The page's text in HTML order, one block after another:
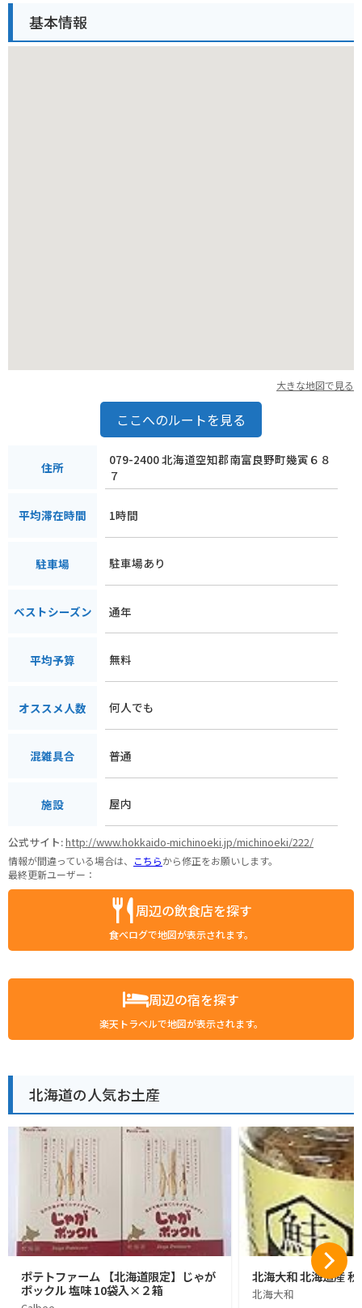
バイクで訪れる方は、広々とした駐車場があるので安心です。
基本情報
大きな地図で見る
ここへのルートを見る
住所
079-2400 北海道空知郡南富良野町幾寅６８
７
平均滞在時間 1時間
駐車場 駐車場あり
ベストシーズン 通年
平均予算 無料
オススメ人数 何人でも
混雑具合 普通
施設 屋内
公式サイト:http://www.hokkaido-michinoeki.jp/michinoeki/222/
情報が間違っている場合は、 こちらから修正をお願いします。
最終更新ユーザー：
周辺の飲食店を探す
食べログで地図が表示されます。
周辺の宿を探す
楽天トラベルで地図が表示されます。
北海道の人気お土産
ポテトファーム 【北海道限定】じゃが
ポックル 塩味 10袋入×２箱
北海大和 北海道産
北海大和